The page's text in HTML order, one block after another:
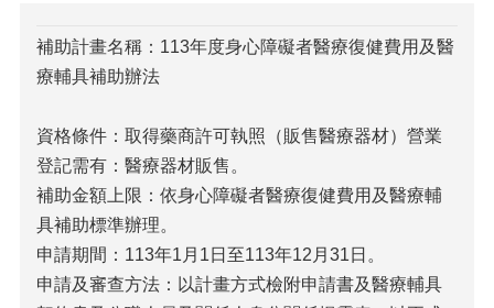
補助計畫名稱：113年度身心障礙者醫療復健費用及醫
療輔具補助辦法
資格條件：取得藥商許可執照（販售醫療器材）營業
登記需有：醫療器材販售。
補助金額上限：依身心障礙者醫療復健費用及醫療輔
具補助標準辦理。
申請期間：113年1月1日至113年12月31日。
申請及審查方法：以計畫方式檢附申請書及醫療輔具